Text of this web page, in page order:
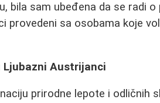
bila sam ubeđena da se radi o
provedeni sa osobama koje
Ljubazni Austrijanci
prirodne lepote i odličnih